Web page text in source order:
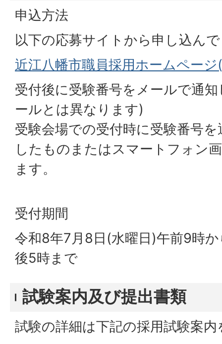
申込方法
以下の応募サイトから申し込ん
近江八幡市職員採用ホームペー
受付後に受験番号をメールで通
ールとは異なります)
受験会場での受付時に受験番号
したものまたはスマートフォン
ます。
受付期間
令和8年7月8日(水曜日)午前9時
後5時まで
試験案内及び提出書類
試験の詳細は下記の採用試験案